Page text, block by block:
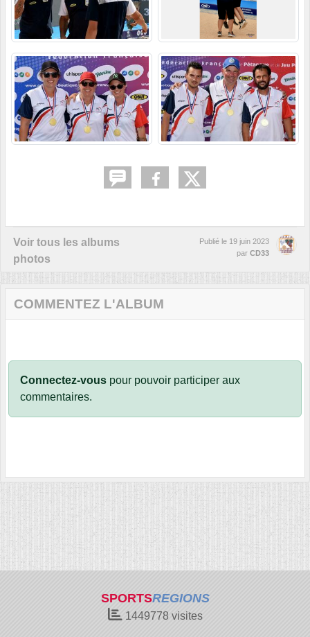
Voir tous les albums
photos
Publié le 19 juin 2023
par CD33
COMMENTEZ L'ALBUM
Connectez-vous pour pouvoir participer aux
commentaires.
SPORTSREGIONS
1449778 visites